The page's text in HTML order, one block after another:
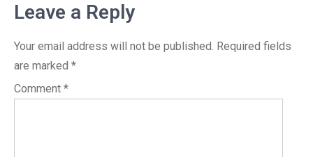
Leave a Reply
Your email address will not be published. Required fields
are marked *
Comment *